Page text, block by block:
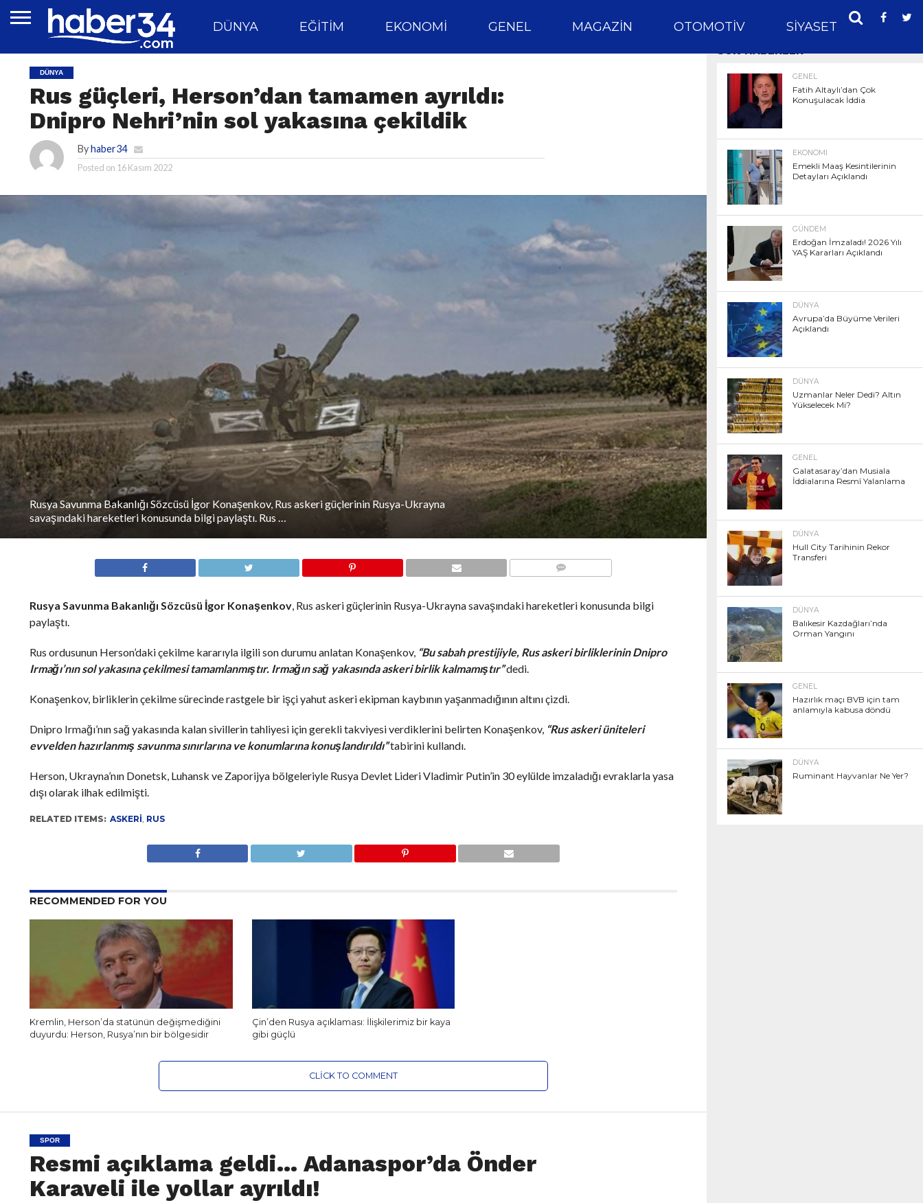
DÜNYA EĞITIM EKONOMI GENEL MAGAZIN OTOMOTIV SIYASET SPOR
DÜNYA
Rus güçleri, Herson’dan tamamen ayrıldı:
Dnipro Nehri’nin sol yakasına çekildik
Byhaber34
Posted on 16 Kasım 2022
Rusya Savunma Bakanlığı Sözcüsü İgor Konaşenkov, Rus askeri güçlerinin Rusya-Ukrayna
savaşındaki hareketleri konusunda bilgi paylaştı. Rus …
Rusya Savunma Bakanlığı Sözcüsü İgor Konaşenkov, Rus askeri güçlerinin Rusya-Ukrayna savaşındaki hareketleri konusunda bilgi
paylaştı.
Rus ordusunun Herson’daki çekilme kararıyla ilgili son durumu anlatan Konaşenkov, “Bu sabah prestijiyle, Rus askeri birliklerinin Dnipro
Irmağı’nın sol yakasına çekilmesi tamamlanmıştır. Irmağın sağ yakasında askeri birlik kalmamıştır”dedi.
Konaşenkov, birliklerin çekilme sürecinde rastgele bir işçi yahut askeri ekipman kaybının yaşanmadığının altını çizdi.
Dnipro Irmağı’nın sağ yakasında kalan sivillerin tahliyesi için gerekli takviyesi verdiklerini belirten Konaşenkov, “Rus askeri üniteleri
evvelden hazırlanmış savunma sınırlarına ve konumlarına konuşlandırıldı”tabirini kullandı.
Herson, Ukrayna’nın Donetsk, Luhansk ve Zaporijya bölgeleriyle Rusya Devlet Lideri Vladimir Putin’in 30 eylülde imzaladığı evraklarla yasa
dışı olarak ilhak edilmişti.
RELATED ITEMS: ASKERI, RUS
RECOMMENDED FOR YOU
Kremlin, Herson’da statünün değişmediğini
duyurdu: Herson, Rusya’nın bir bölgesidir
Çin’den Rusya açıklaması: İlişkilerimiz bir kaya
gibi güçlü
CLICK TO COMMENT
SPOR
Resmi açıklama geldi… Adanaspor’da Önder
Karaveli ile yollar ayrıldı!
SON HABERLER
GENEL
Fatih Altaylı’dan Çok
Konuşulacak İddia
EKONOMI
Emekli Maaş Kesintilerinin
Detayları Açıklandı
GÜNDEM
Erdoğan İmzaladı! 2026 Yılı
YAŞ Kararları Açıklandı
DÜNYA
Avrupa’da Büyüme Verileri
Açıklandı
DÜNYA
Uzmanlar Neler Dedi? Altın
Yükselecek Mi?
GENEL
Galatasaray’dan Musiala
İddialarına Resmî Yalanlama
DÜNYA
Hull City Tarihinin Rekor
Transferi
DÜNYA
Balıkesir Kazdağları’nda
Orman Yangını
GENEL
Hazırlık maçı BVB için tam
anlamıyla kabusa döndü
DÜNYA
Ruminant Hayvanlar Ne Yer?